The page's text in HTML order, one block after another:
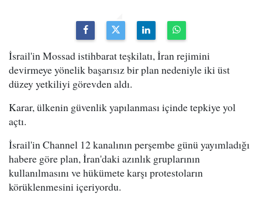
İsrail'in Mossad istihbarat teşkilatı, İran rejimini
devirmeye yönelik başarısız bir plan nedeniyle iki üst
düzey yetkiliyi görevden aldı.
Karar, ülkenin güvenlik yapılanması içinde tepkiye yol
açtı.
İsrail'in Channel 12 kanalının perşembe günü yayımladığı
habere göre plan, İran'daki azınlık gruplarının
kullanılmasını ve hükümete karşı protestoların
körüklenmesini içeriyordu.